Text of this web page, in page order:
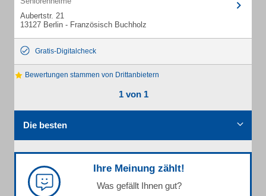
Aubertstr. 21
13127 Berlin - Französisch Buchholz
Gratis-Digitalcheck
Bewertungen stammen von Drittanbietern
1 von 1
Die besten
Ihre Meinung zählt!
Was gefällt Ihnen gut?